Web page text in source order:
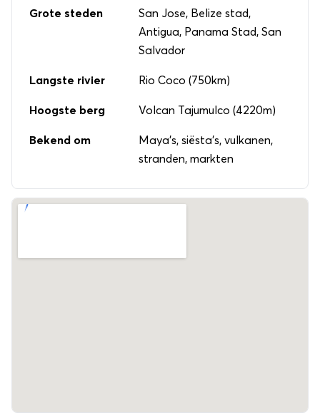
Grote steden
San Jose, Belize stad,
Antigua, Panama Stad, San
Salvador
Langste rivier Rio Coco (750km)
Hoogste berg Volcan Tajumulco (4220m)
Bekend om
Maya's, siësta's, vulkanen,
stranden, markten